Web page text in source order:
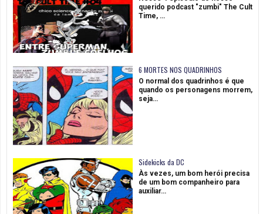
querido podcast "zumbi" The Cult
Time, …
6 MORTES NOS QUADRINHOS
O normal dos quadrinhos é que
quando os personagens morrem,
seja…
Sidekicks da DC
Às vezes, um bom herói precisa
de um bom companheiro para
auxiliar…